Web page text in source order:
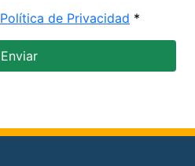
Política de Privacidad *